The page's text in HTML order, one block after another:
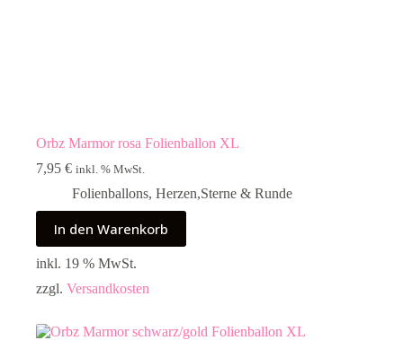
Orbz Marmor rosa Folienballon XL
7,95 € inkl. % MwSt.
Folienballons, Herzen,Sterne & Runde
In den Warenkorb
inkl. 19 % MwSt.
zzgl. Versandkosten